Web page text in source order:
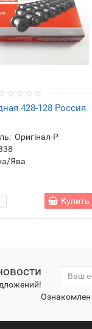
428-128 Россия
Оригінал-Р
Ява
Купить
Ознакомлен